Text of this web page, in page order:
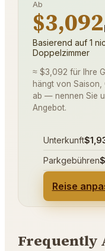
Ab
$3,092
Basierend auf 1
Doppelzimmer
≈ $3,092 für Ihre
hängt von Saison,
ab — nennen Sie
Angebot.
Unterkunft
Parkgebühren
Reise
Frequently